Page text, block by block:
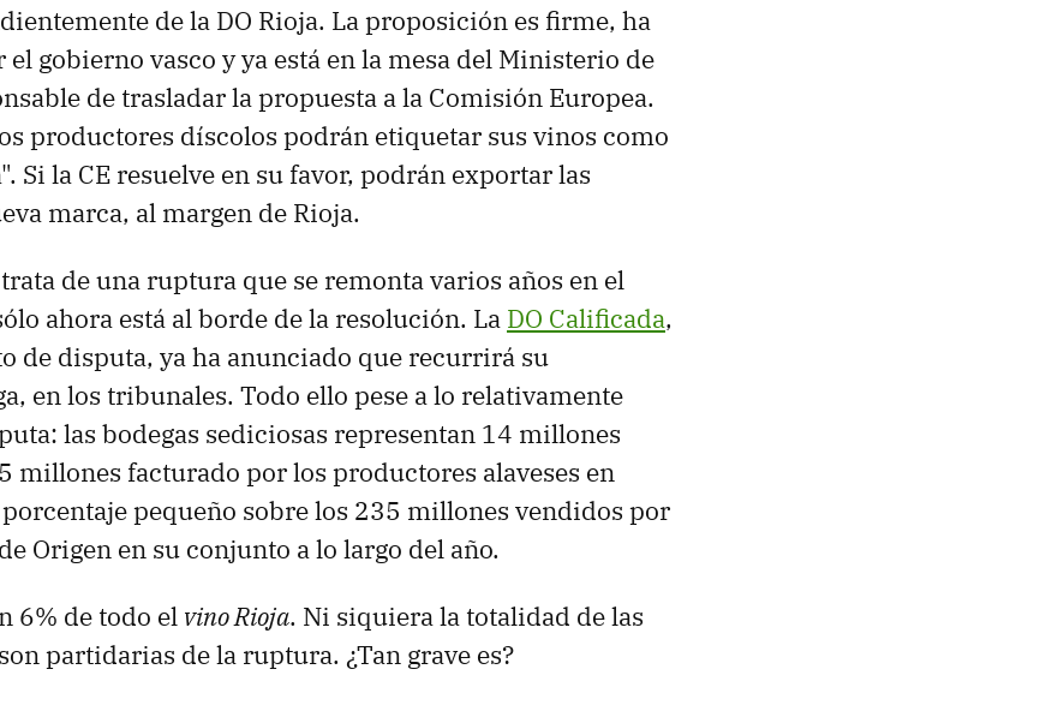
de la DO Rioja. La proposición es firme, ha
gobierno vasco y ya está en la mesa del Ministerio de
de trasladar la propuesta a la Comisión Europea.
productores díscolos podrán etiquetar sus vinos como
Si la CE resuelve en su favor, podrán exportar las
marca, al margen de Rioja.
trata de una ruptura que se remonta varios años en el
ahora está al borde de la resolución. La DO Calificada,
de disputa, ya ha anunciado que recurrirá su
en los tribunales. Todo ello pese a lo relativamente
las bodegas sediciosas representan 14 millones
millones facturado por los productores alaveses en
pequeño sobre los 235 millones vendidos por
Origen en su conjunto a lo largo del año.
6% de todo el vino Rioja. Ni siquiera la totalidad de las
partidarias de la ruptura. ¿Tan grave es?